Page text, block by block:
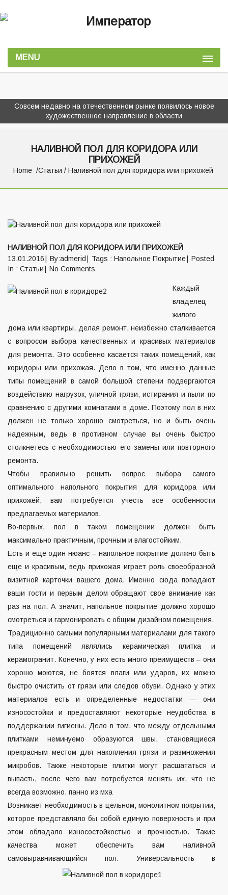
MENU
Совсем недавно на отечественном рынке появилось новое
художественное направление в области
НАЛИВНОЙ ПОЛ ДЛЯ КОРИДОРА ИЛИ
ПРИХОЖЕЙ
Home Статьи / Наливной пол для коридора или прихожей
НАЛИВНОЙ ПОЛ ДЛЯ КОРИДОРА ИЛИ ПРИХОЖЕЙ
13.01.2016
By:admerid Tags : Напольное Покрытие
Posted
In : Статьи No Comments
Каждый
владелец
жилого
дома или квартиры, делая ремонт, неизбежно сталкивается
с вопросом выбора качественных и красивых материалов
для ремонта. Это особенно касается таких помещений, как
коридоры или прихожая. Дело в том, что именно данные
типы помещений в самой большой степени подвергаются
воздействию нагрузок, уличной грязи, истирания и пыли по
сравнению с другими комнатами в доме. Поэтому пол в них
должен не только хорошо смотреться, но и быть очень
надежным, ведь в противном случае вы очень быстро
столкнетесь с необходимостью его замены или повторного
ремонта.
Чтобы правильно решить вопрос выбора самого
оптимального напольного покрытия для коридора или
прихожей, вам потребуется учесть все особенности
предлагаемых материалов.
Во-первых, пол в таком помещении должен быть
максимально практичным, прочным и влагостойким.
Есть и еще один нюанс – напольное покрытие должно быть
еще и красивым, ведь прихожая играет роль своеобразной
визитной карточки вашего дома. Именно сюда попадают
ваши гости и первым делом обращают свое внимание как
раз на пол. А значит, напольное покрытие должно хорошо
смотреться и гармонировать с общим дизайном помещения.
Традиционно самыми популярными материалами для такого
типа помещений являлись керамическая плитка и
керамогранит. Конечно, у них есть много преимуществ – они
хорошо моются, не боятся влаги или ударов, их можно
быстро очистить от грязи или следов обуви. Однако у этих
материалов есть и определенные недостатки — они
износостойки и предоставляют некоторые неудобства в
поддержании гигиены. Дело в том, что между отдельными
плитками неминуемо образуются швы, становящиеся
прекрасным местом для накопления грязи и размножения
микробов. Также некоторые плитки могут расшататься и
выпасть, после чего вам потребуется менять их, что не
всегда возможно. панно из мха
Возникает необходимость в цельном, монолитном покрытии,
которое представляло бы собой единую поверхность и при
этом обладало износостойкостью и прочностью. Такие
качества может обеспечить вам наливной
самовыравнивающийся пол. Универсальность в